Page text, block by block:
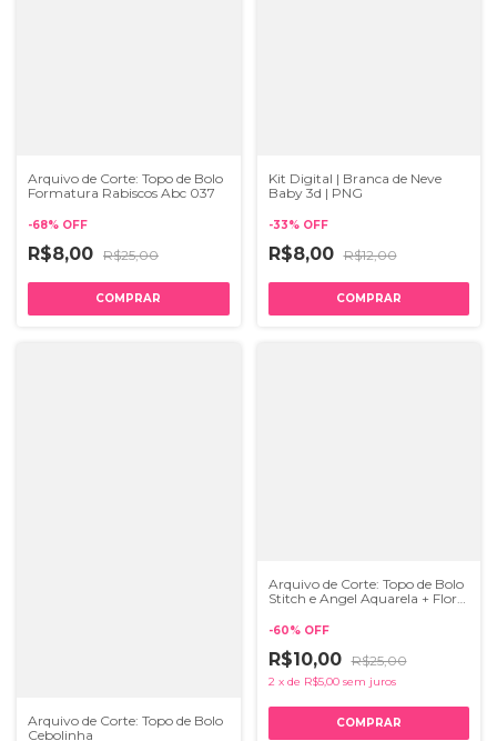
Arquivo de Corte: Topo de Bolo
Formatura Rabiscos Abc 037
-68% OFF
R$8,00 R$25,00
Kit Digital | Branca de Neve
Baby 3d | PNG
-33% OFF
R$8,00 R$12,00
Arquivo de Corte: Topo de Bolo
Cebolinha
Arquivo de Corte: Topo de Bolo
Stitch e Angel Aquarela + Flor
-60% OFF
R$10,00 R$25,00
2 x de R$5,00 sem juros